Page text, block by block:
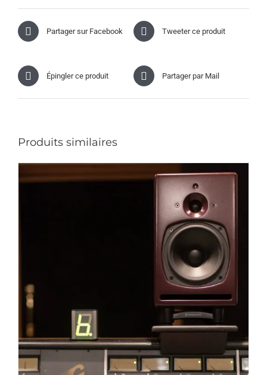
Partager sur Facebook Tweeter ce produit
Épingler ce produit Partager par Mail
Produits similaires